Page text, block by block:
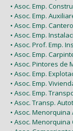
• Asoc. Emp.
• Asoc. Emp.
• Asoc. Emp.
• Asoc. Emp.
• Asoc. Prof. Emp.
• Asoc. Emp.
• Asoc. Pintores de
• Asoc. Emp.
• Asoc. Emp.
• Asoc. Emp.
• Asoc. Transp.
• Asoc.
• Asoc. Menorquina